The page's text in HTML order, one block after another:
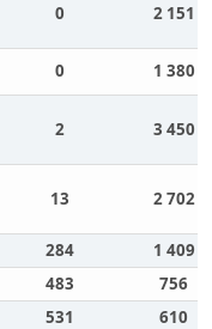
0 2 151
0 1 380
2 3 450
13 2 702
284
1 409
483
756
531
610